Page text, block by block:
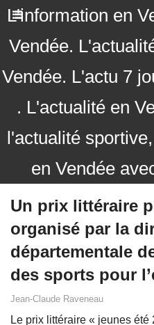
L'information en
Vendée.
Vendée. L'actu 7
. L'actualité en
l'actualité
en Vendée
Un prix littéraire
organisé par la
départementale
des sports pour
Jean-Claude Raveneau
Le prix littéraire « jeunes été